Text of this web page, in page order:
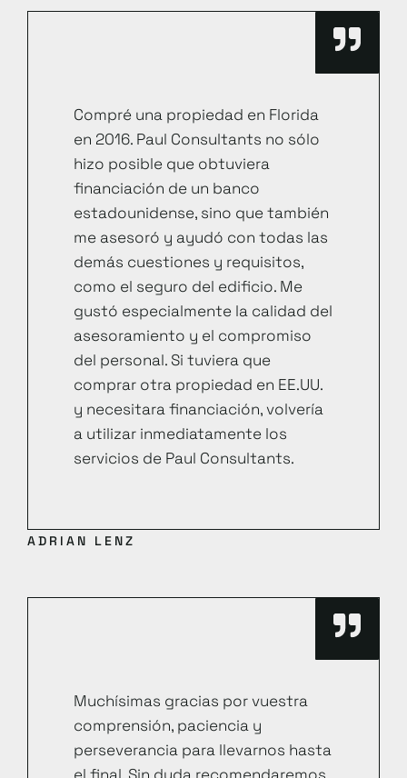
Compré una propiedad en Florida
en 2016. Paul Consultants no sólo
hizo posible que obtuviera
financiación de un banco
estadounidense, sino que también
me asesoró y ayudó con todas las
demás cuestiones y requisitos,
como el seguro del edificio. Me
gustó especialmente la calidad del
asesoramiento y el compromiso
del personal. Si tuviera que
comprar otra propiedad en EE.UU.
y necesitara financiación, volvería
a utilizar inmediatamente los
servicios de Paul Consultants.
ADRIAN LENZ
Muchísimas gracias por vuestra
comprensión, paciencia y
perseverancia para llevarnos hasta